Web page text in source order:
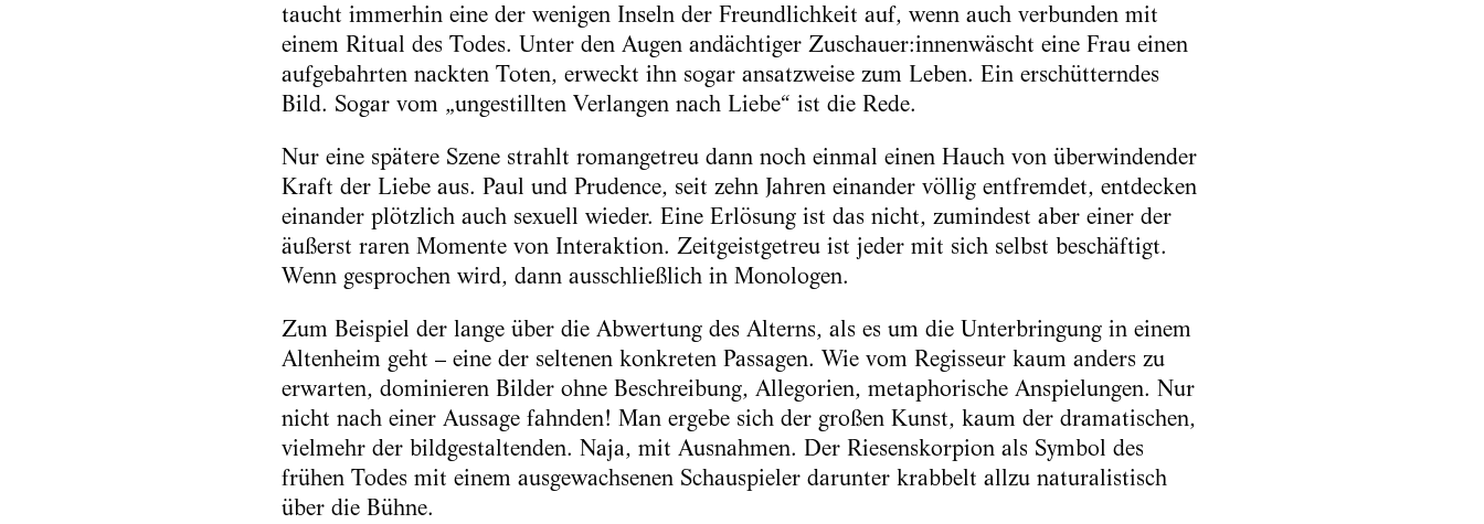
taucht immerhin eine der wenigen Inseln der Freundlichkeit auf, wenn auch verbunden mit
einem Ritual des Todes. Unter den Augen andächtiger Zuschauer:innenwäscht eine Frau einen
aufgebahrten nackten Toten, erweckt ihn sogar ansatzweise zum Leben. Ein erschütterndes
Bild. Sogar vom „ungestillten Verlangen nach Liebe“ ist die Rede.
Nur eine spätere Szene strahlt romangetreu dann noch einmal einen Hauch von überwindender
Kraft der Liebe aus. Paul und Prudence, seit zehn Jahren einander völlig entfremdet, entdecken
einander plötzlich auch sexuell wieder. Eine Erlösung ist das nicht, zumindest aber einer der
äußerst raren Momente von Interaktion. Zeitgeistgetreu ist jeder mit sich selbst beschäftigt.
Wenn gesprochen wird, dann ausschließlich in Monologen.
Zum Beispiel der lange über die Abwertung des Alterns, als es um die Unterbringung in einem
Altenheim geht – eine der seltenen konkreten Passagen. Wie vom Regisseur kaum anders zu
erwarten, dominieren Bilder ohne Beschreibung, Allegorien, metaphorische Anspielungen. Nur
nicht nach einer Aussage fahnden! Man ergebe sich der großen Kunst, kaum der dramatischen,
vielmehr der bildgestaltenden. Naja, mit Ausnahmen. Der Riesenskorpion als Symbol des
frühen Todes mit einem ausgewachsenen Schauspieler darunter krabbelt allzu naturalistisch
über die Bühne.